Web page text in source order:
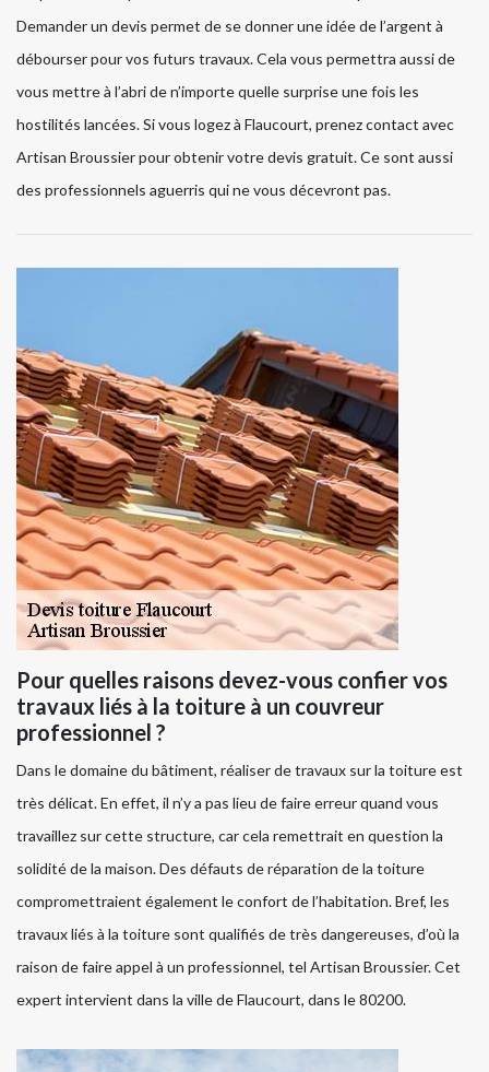
Demander un devis permet de se donner une idée de l’argent à
débourser pour vos futurs travaux. Cela vous permettra aussi de
vous mettre à l’abri de n’importe quelle surprise une fois les
hostilités lancées. Si vous logez à Flaucourt, prenez contact avec
Artisan Broussier pour obtenir votre devis gratuit. Ce sont aussi
des professionnels aguerris qui ne vous décevront pas.
Pour quelles raisons devez-vous confier vos
travaux liés à la toiture à un couvreur
professionnel ?
Dans le domaine du bâtiment, réaliser de travaux sur la toiture est
très délicat. En effet, il n’y a pas lieu de faire erreur quand vous
travaillez sur cette structure, car cela remettrait en question la
solidité de la maison. Des défauts de réparation de la toiture
compromettraient également le confort de l’habitation. Bref, les
travaux liés à la toiture sont qualifiés de très dangereuses, d’où la
raison de faire appel à un professionnel, tel Artisan Broussier. Cet
expert intervient dans la ville de Flaucourt, dans le 80200.